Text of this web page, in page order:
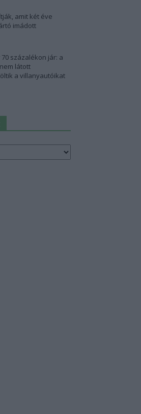
amit két éve
imádott
százalékon jár: a
látott
a villanyautóikat